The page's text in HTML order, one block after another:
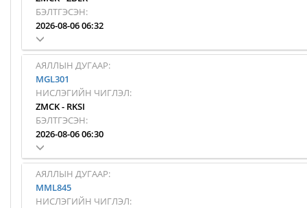
БЭЛТГЭСЭН:
2026-08-06 06:32
АЯЛЛЫН ДУГААР:
MGL301
НИСЛЭГИЙН ЧИГЛЭЛ:
ZMCK- RKSI
БЭЛТГЭСЭН:
2026-08-06 06:30
АЯЛЛЫН ДУГААР:
MML845
НИСЛЭГИЙН ЧИГЛЭЛ: